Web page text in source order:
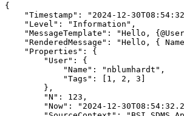
{
"Timestamp": "2024-12-
    "Level": "Information",
"MessageTemplate": "Hello,
"RenderedMessage": "Hello, {
    "Properties": {
        "User": {
            "Name": "nblumhardt",
            "Tags": [1, 2, 3]
        },
        "N": 123,
"Now": "2024-12-